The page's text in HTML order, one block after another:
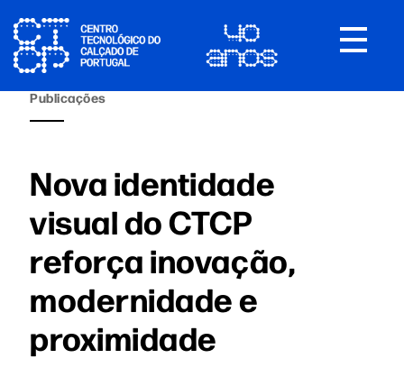
Toggle
Publicações
Nova identidade
visual do CTCP
reforça inovação,
modernidade e
proximidade